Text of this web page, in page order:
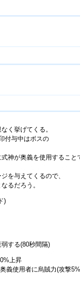
く挙げてくる。
付与中はボスの
神が奥義を使用すること
を与えてくるので、
るだろう。
)
する(80秒間隔)
上昇
義使用者に烏賊力(攻撃